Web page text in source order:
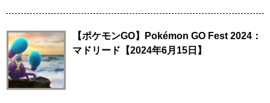
【ポケモンGO】Pokémon GO Fest 2024：
マドリード【2024年6月15日】